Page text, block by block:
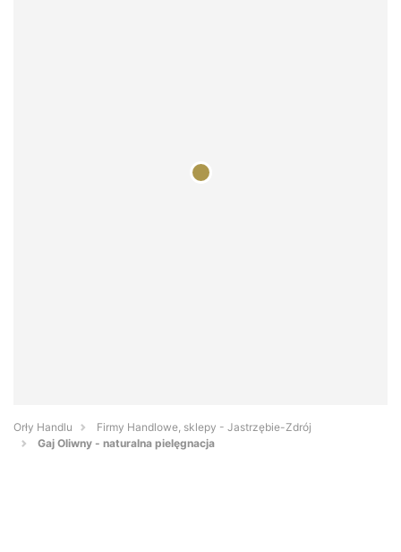
Orły Handlu
Firmy Handlowe, sklepy - Jastrzębie-Zdrój
Gaj Oliwny - naturalna pielęgnacja